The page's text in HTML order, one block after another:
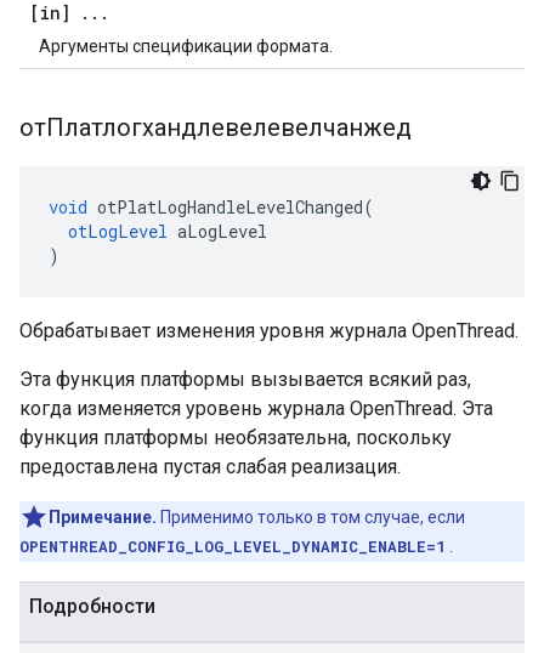
[in] . . .
Аргументы спецификации формата.
отПлатлогхандлевелевелчанжед
void otPlatLogHandleLevelChanged(
otLogLevel aLogLevel
)
Обрабатывает изменения уровня журнала OpenThread.
Эта функция платформы вызывается всякий раз,
когда изменяется уровень журнала OpenThread. Эта
функция платформы необязательна, поскольку
предоставлена ​​пустая слабая реализация.
Примечание. Применимо только в том случае, если
OPENTHREAD_CONFIG_LOG_LEVEL_DYNAMIC_ENABLE=1
Подробности